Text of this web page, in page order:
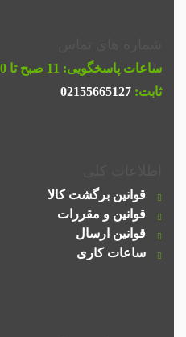
ساعات پاسخگویی:
ثابت: 02155665127
قوانین برگشت کالا
قوانین و مقررات
قوانین ارسال
ساعات کاری